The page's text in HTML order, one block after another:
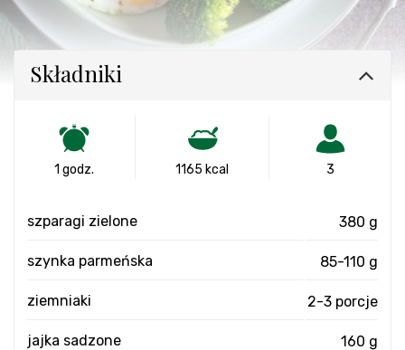
Składniki
1 godz. 1165 kcal 3
szparagi zielone 380 g
szynka parmeńska 85-110 g
ziemniaki 2-3 porcje
jajka sadzone 160 g